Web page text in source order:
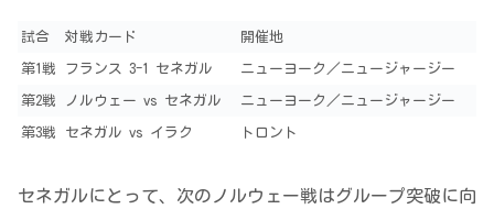
試合 対戦カード 開催地
第1戦 フランス 3-1 セネガル ニューヨーク／ニュージャージー
第2戦 ノルウェー vs セネガル ニューヨーク／ニュージャージー
第3戦 セネガル vs イラク トロント
セネガルにとって、次のノルウェー戦はグループ突破に向